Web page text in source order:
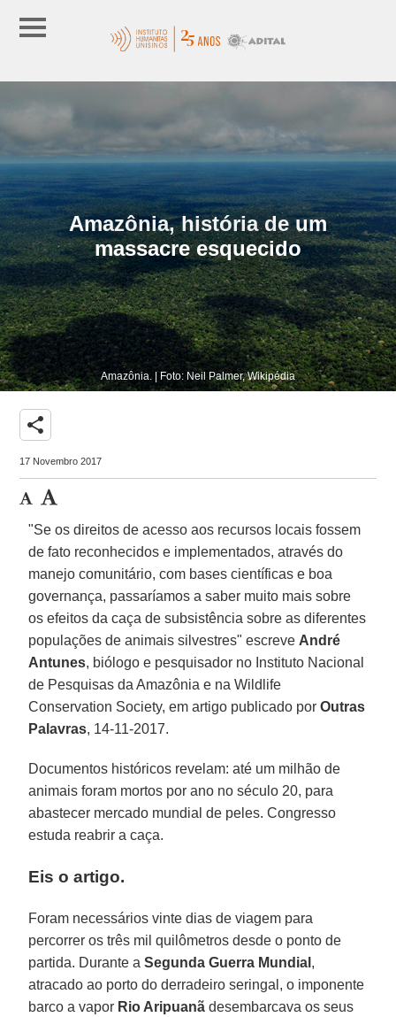
Amazônia, história de um
massacre esquecido
Amazônia. | Foto: Neil Palmer, Wikipédia
share
17 Novembro 2017
"Se os direitos de acesso aos recursos locais fossem
de fato reconhecidos e implementados, através do
manejo comunitário, com bases científicas e boa
governança, passaríamos a saber muito mais sobre
os efeitos da caça de subsistência sobre as diferentes
populações de animais silvestres" escreve André
Antunes, biólogo e pesquisador no Instituto Nacional
de Pesquisas da Amazônia e na Wildlife
Conservation Society, em artigo publicado porOutras
Palavras, 14-11-2017.
Documentos históricos revelam: até um milhão de
animais foram mortos por ano no século 20, para
abastecer mercado mundial de peles. Congresso
estuda reabrir a caça.
Eis o artigo.
Foram necessários vinte dias de viagem para
percorrer os três mil quilômetros desde o ponto de
partida. Durante aSegunda Guerra Mundial ,
atracado ao porto do derradeiro seringal, o imponente
barco a vapor Rio Aripuanã desembarcava os seus